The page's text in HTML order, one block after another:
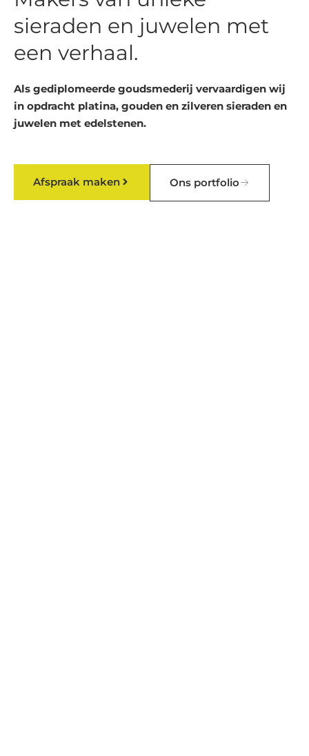
sieraden en juwelen met
een verhaal.
Als gediplomeerde goudsmederij vervaardigen wij
in opdracht platina, gouden en zilveren sieraden en
juwelen met edelstenen.
Afspraak maken Ons portfolio